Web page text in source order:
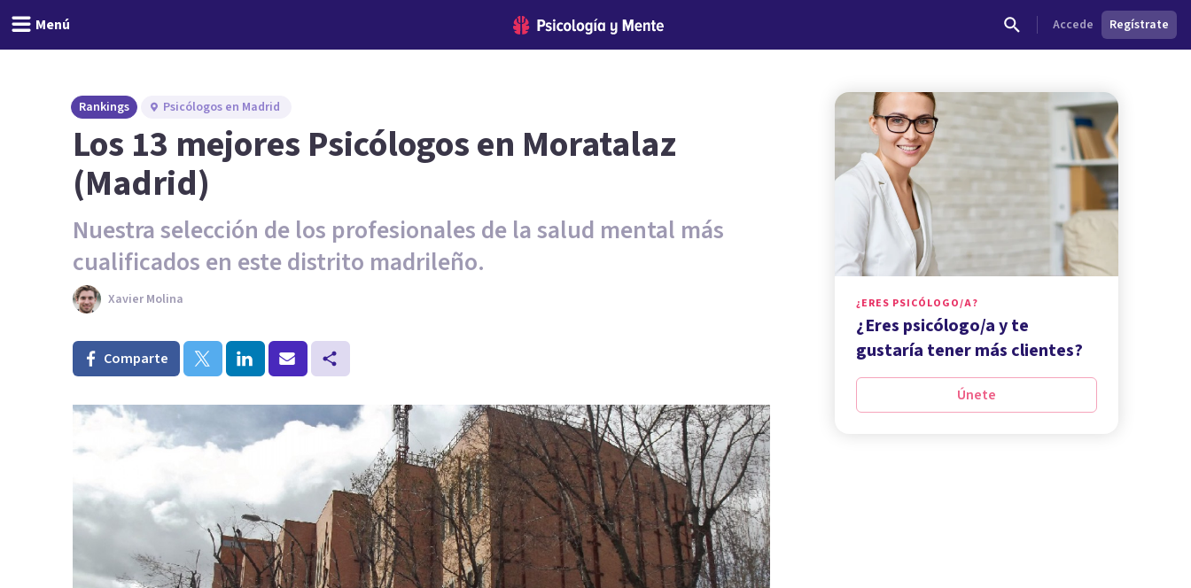
Menú Accede Regístrate
Rankings Psicólogos en Madrid
Los 13 mejores Psicólogos en Moratalaz
(Madrid)
Nuestra selección de los profesionales de la salud mental más
cualificados en este distrito madrileño.
Xavier Molina
Comparte
¿ERES PSICÓLOGO/A?
¿Eres psicólogo/a y te
gustaría tener más clientes?
Únete